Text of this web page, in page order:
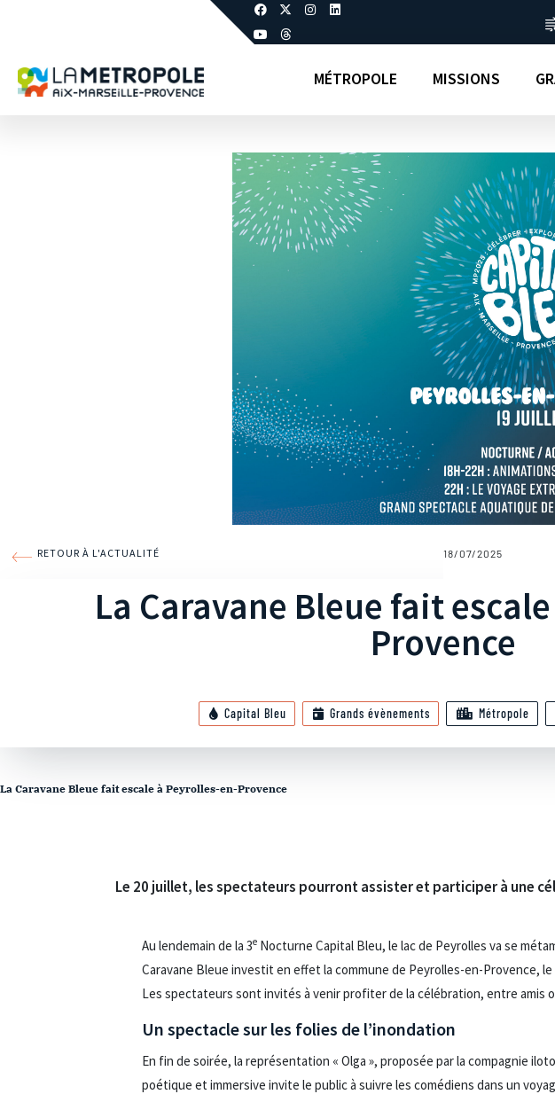
MÉTROPOLE MISSIONS
RETOUR À L'ACTUALITÉ 18/07/2025
La Caravane Bleue fait
Provence
Capital Bleu Grands évènements Métropole
La Caravane Bleue fait escale à Peyrolles-en-Provence
Le 20 juillet, les spectateurs pourront assister et participer à une
Au lendemain de la 3e Nocturne Capital Bleu, le lac de Peyrolles va se
Caravane Bleue investit en effet la commune de Peyrolles-en-Provence,
Les spectateurs sont invités à venir profiter de la célébration, entre amis
Un spectacle sur les folies de l’inondation
En fin de soirée, la représentation « Olga », proposée par la compagnie
poétique et immersive invite le public à suivre les comédiens dans un